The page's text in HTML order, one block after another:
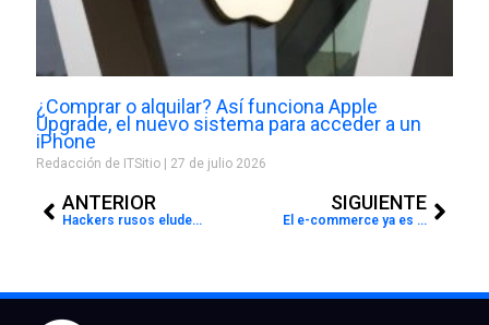
¿Comprar o alquilar? Así funciona Apple
Upgrade, el nuevo sistema para acceder a un
iPhone
Redacción de ITSitio 27 de julio 2026
ANTERIOR
Hackers rusos eluden la autenticación multifactor de Gmail para realizar ataques dirigidos
SIGUIENTE
El e-commerce ya es mobile: 8 de cada 10 compras se hacen desde el celular